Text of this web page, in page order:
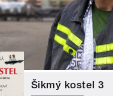
Šikmý kostel 3